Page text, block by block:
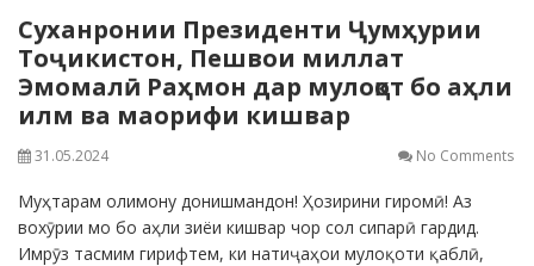
Суханронии Президенти Ҷумҳурии
Тоҷикистон, Пешвои миллат
Эмомалӣ Раҳмон дар мулоқот бо аҳли
илм ва маорифи кишвар
31.05.2024 No Comments
Муҳтарам олимону донишмандон! Ҳозирини гиромӣ! Аз
вохӯрии мо бо аҳли зиёи кишвар чор сол сипарӣ гардид.
Имрӯз тасмим гирифтем, ки натиҷаҳои мулоқоти қаблӣ,